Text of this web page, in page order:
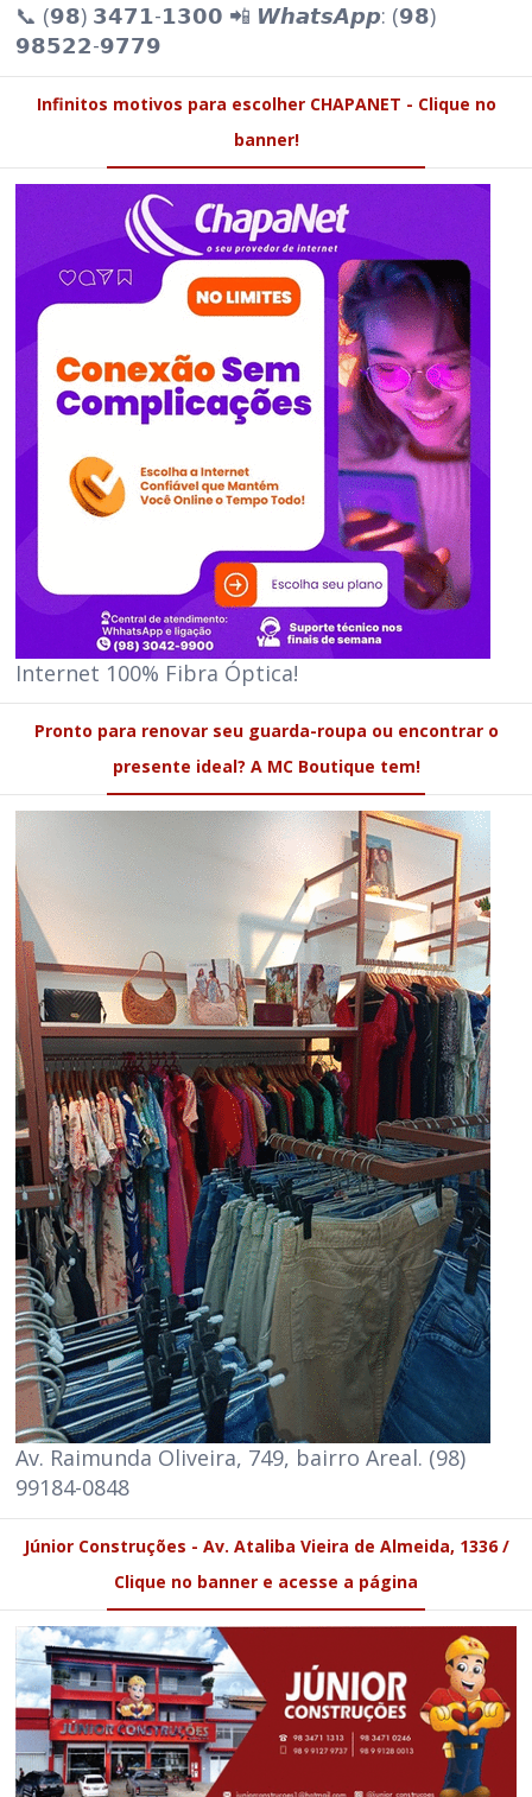
📞 (𝟵𝟴) 𝟯𝟰𝟳𝟭-𝟭𝟯𝟬𝟬 📲 𝙒𝙝𝙖𝙩𝙨𝘼𝙥𝙥: (𝟵𝟴)
𝟵𝟴𝟱𝟮𝟮-𝟵𝟳𝟳𝟵
Infinitos motivos para escolher CHAPANET - Clique no
banner!
Internet 100% Fibra Óptica!
Pronto para renovar seu guarda-roupa ou encontrar o
presente ideal? A MC Boutique tem!
Av. Raimunda Oliveira, 749, bairro Areal. (98)
99184-0848
Júnior Construções - Av. Ataliba Vieira de Almeida, 1336 /
Clique no banner e acesse a página